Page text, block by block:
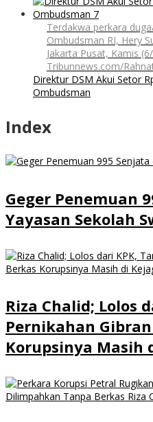
Terdakwa perkara
Ombudsman RI, Hery
Jakarta Pusat, Kamis
Tribunnews.com/
Direktur DSM Akui Setor
Ombudsman
Index
Geger Penemuan
Yayasan Sekolah
Riza Chalid; Lolos
Pernikahan
Korupsinya Masih